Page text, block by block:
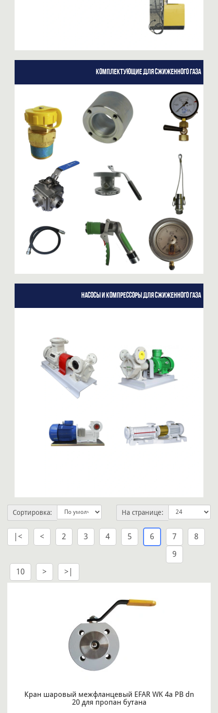
Комплектующие для сжиженного газа
Насосы и компрессоры для сжиженного газа
Сортировка: На странице:
|< < 2 3 4 5 6 7
8
9
10
> >|
Кран шаровый межфланцевый EFAR WK 4a PB dn
20 для пропан бутана